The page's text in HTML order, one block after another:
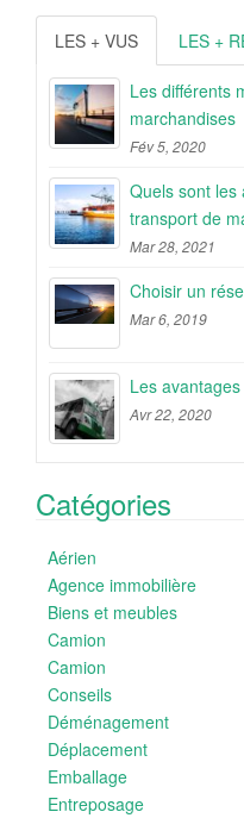
LES + VUS LES +
Les différents
marchandises
Fév 5, 2020
Quels sont les
transport de
Mar 28, 2021
Choisir un
Mar 6, 2019
Les
Avr 22, 2020
Catégories
Aérien
Agence immobilière
Biens et meubles
Camion
Camion
Conseils
Déménagement
Déplacement
Emballage
Entreposage